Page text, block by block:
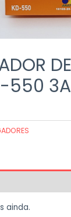
550 3A
ainda.